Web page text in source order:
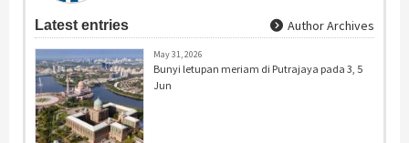
Latest entries Author Archives
May 31, 2026
Bunyi letupan meriam di Putrajaya pada 3, 5
Jun